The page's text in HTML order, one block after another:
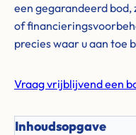
een gegarandeerd
of
precies waar u aan toe
Vraag vrijblijvend een
Inhoudsopgave